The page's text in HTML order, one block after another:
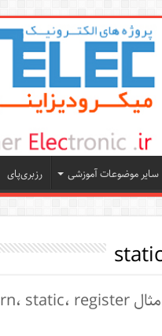
سایر موضوعات آموزشی رزبری‌پای